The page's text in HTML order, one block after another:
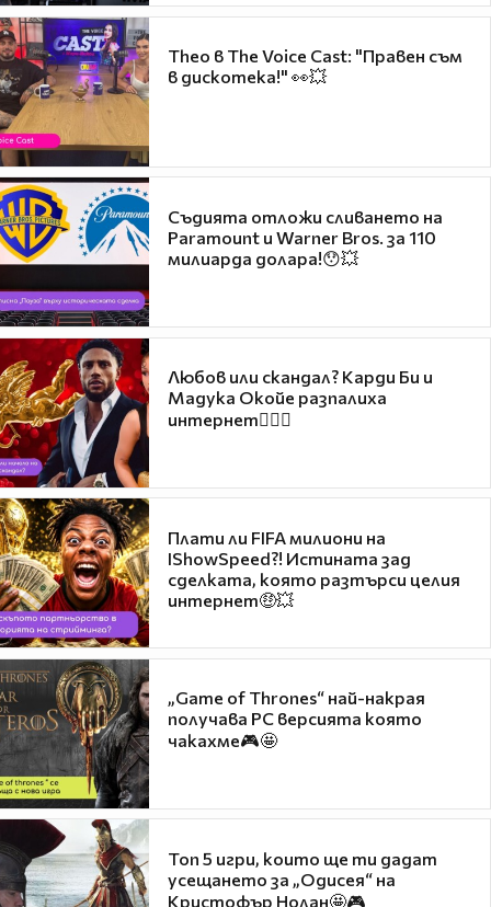
Theo в The Voice Cast: "Правен съм
в дискотека!" 👀💥
Съдията отложи сливането на
Paramount и Warner Bros. за 110
милиарда долара!😯💥
Любов или скандал? Карди Би и
Мадука Окойе разпалиха
интернет❤️‍🔥🔥
Плати ли FIFA милиони на
IShowSpeed?! Истината зад
сделката, която разтърси целия
интернет🤑💥
„Game of Thrones“ най-накрая
получава PC версията която
чакахме🎮🤩
Топ 5 игри, които ще ти дадат
усещането за „Одисея“ на
Кристофър Нолан🤩🎮